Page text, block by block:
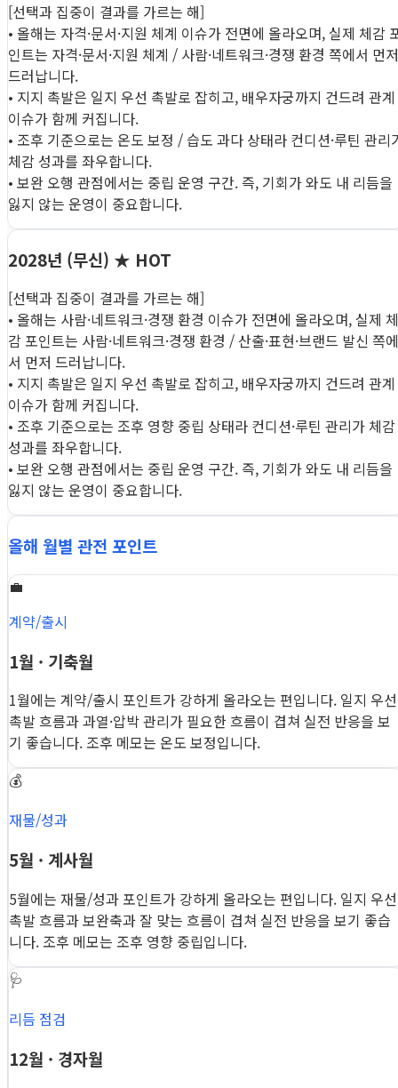
[선택과 집중이 결과를 가르는 해]
• 올해는 자격·문서·지원 체계 이슈가 전면에 올라오며, 실제 체감
인트는 자격·문서·지원 체계 / 사람·네트워크·경쟁 환경 쪽에서 먼저
드러납니다.
• 지지 촉발은 일지 우선 촉발로 잡히고, 배우자궁까지 건드려 관계
이슈가 함께 커집니다.
• 조후 기준으로는 온도 보정 / 습도 과다 상태라 컨디션·루틴 관리
체감 성과를 좌우합니다.
• 보완 오행 관점에서는 중립 운영 구간. 즉, 기회가 와도 내 리듬을
잃지 않는 운영이 중요합니다.
2028년 (무신) ★ HOT
[선택과 집중이 결과를 가르는 해]
• 올해는 사람·네트워크·경쟁 환경 이슈가 전면에 올라오며, 실제 체
감 포인트는 사람·네트워크·경쟁 환경 / 산출·표현·브랜드 발신 쪽에
서 먼저 드러납니다.
• 지지 촉발은 일지 우선 촉발로 잡히고, 배우자궁까지 건드려 관계
이슈가 함께 커집니다.
• 조후 기준으로는 조후 영향 중립 상태라 컨디션·루틴 관리가 체감
성과를 좌우합니다.
• 보완 오행 관점에서는 중립 운영 구간. 즉, 기회가 와도 내 리듬을
잃지 않는 운영이 중요합니다.
올해 월별 관전 포인트
💼
계약/출시
1월 · 기축월
1월에는 계약/출시 포인트가 강하게 올라오는 편입니다. 일지 우선
촉발 흐름과 과열·압박 관리가 필요한 흐름이 겹쳐 실전 반응을 보
기 좋습니다. 조후 메모는 온도 보정입니다.
💰
재물/성과
5월 · 계사월
5월에는 재물/성과 포인트가 강하게 올라오는 편입니다. 일지 우선
촉발 흐름과 보완축과 잘 맞는 흐름이 겹쳐 실전 반응을 보기 좋습
니다. 조후 메모는 조후 영향 중립입니다.
🩺
리듬 점검
12월 · 경자월